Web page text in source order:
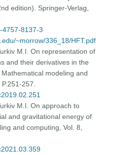
edition). Springer-Verlag,
4757-8137-3
~morrow/336_18/HFT.pdf
M.I. On representation of
and their derivatives in the
modeling and
257.
M.I. On approach to
and gravitational energy of
and computing, Vol. 8,